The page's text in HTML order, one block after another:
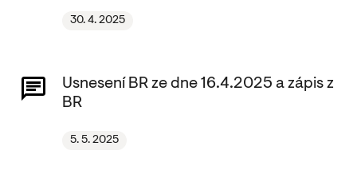
30. 4. 2025
Usnesení BR ze dne 16.4.2025 a zápis z
BR
5. 5. 2025